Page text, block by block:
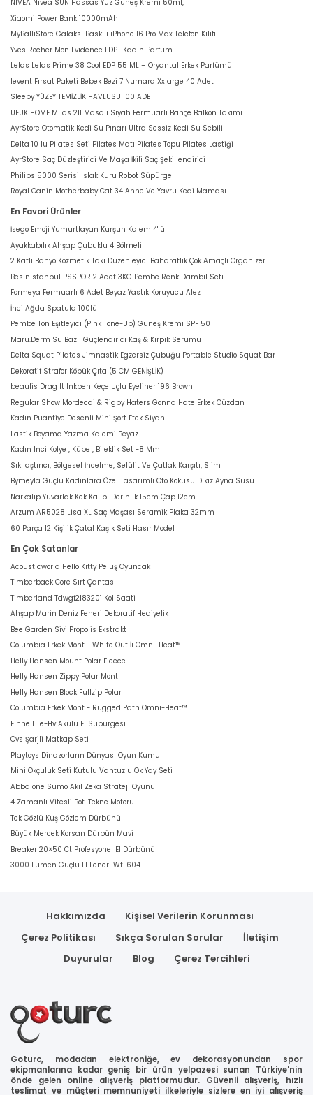
NIVEA Nivea SUN Hassas Yüz Güneş Kremi 50ml,
Xiaomi Power Bank 10000mAh
MyBalliStore Galaksi Baskılı iPhone 16 Pro Max Telefon Kılıfı
Yves Rocher Mon Evidence EDP- Kadın Parfüm
Lelas Lelas Prime 38 Cool EDP 55 ML – Oryantal Erkek Parfümü
levent Fırsat Paketi Bebek Bezi 7 Numara Xxlarge 40 Adet
Sleepy YÜZEY TEMİZLİK HAVLUSU 100 ADET
UFUK HOME Milas 211 Masalı Siyah Fermuarlı Bahçe Balkon Takımı
AyrStore Otomatik Kedi Su Pınarı Ultra Sessiz Kedi Su Sebili
Delta 10 lu Pilates Seti Pilates Matı Pilates Topu Pilates Lastiği
AyrStore Saç Düzleştirici Ve Maşa İkili Saç Şekillendirici
Philips 5000 Serisi Islak Kuru Robot Süpürge
Royal Canin Motherbaby Cat 34 Anne Ve Yavru Kedi Maması
En Favori Ürünler
İsego Emoji Yumurtlayan Kurşun Kalem 4'lü
Ayakkabılık Ahşap Çubuklu 4 Bölmeli
2 Katlı Banyo Kozmetik Takı Düzenleyici Baharatlık Çok Amaçlı Organizer
Besinistanbul PSSPOR 2 Adet 3KG Pembe Renk Dambıl Seti
Formeya Fermuarlı 6 Adet Beyaz Yastık Koruyucu Alez
İnci Ağda Spatula 100lü
Pembe Ton Eşitleyici (Pink Tone-Up) Güneş Kremi SPF 50
Maru.Derm Su Bazlı Güçlendirici Kaş & Kirpik Serumu
Delta Squat Pilates Jimnastik Egzersiz Çubuğu Portable Studio Squat Bar
Dekoratif Strafor Köpük Çıta (5 CM GENİŞLİK)
beaulis Drag It Inkpen Keçe Uçlu Eyeliner 196 Brown
Regular Show Mordecai & Rigby Haters Gonna Hate Erkek Cüzdan
Kadın Puantiye Desenli Mini Şort Etek Siyah
Lastik Boyama Yazma Kalemi Beyaz
Kadın Inci Kolye , Küpe , Bileklik Set -8 Mm
Sıkılaştırıcı, Bölgesel İncelme, Selülit Ve Çatlak Karşıtı, Slim
Bymeyla Güçlü Kadınlara Özel Tasarımlı Oto Kokusu Dikiz Ayna Süsü
Narkalıp Yuvarlak Kek Kalıbı Derinlik 15cm Çap 12cm
Arzum AR5028 Lisa XL Saç Maşası Seramik Plaka 32mm
60 Parça 12 Kişilik Çatal Kaşık Seti Hasır Model
En Çok Satanlar
Acousticworld Hello Kitty Peluş Oyuncak
Timberback Core Sırt Çantası
Timberland Tdwgf2183201 Kol Saati
Ahşap Marin Deniz Feneri Dekoratif Hediyelik
Bee Garden Sivi Propolis Ekstrakt
Columbia Erkek Mont - White Out İi Omni-Heat™
Helly Hansen Mount Polar Fleece
Helly Hansen Zippy Polar Mont
Helly Hansen Block Fullzip Polar
Columbia Erkek Mont - Rugged Path Omni-Heat™
Einhell Te-Hv Akülü El Süpürgesi
Cvs Şarjli Matkap Seti
Playtoys Dinazorların Dünyası Oyun Kumu
Mini Okçuluk Seti Kutulu Vantuzlu Ok Yay Seti
Abbalone Sumo Akil Zeka Strateji Oyunu
4 Zamanlı Vitesli Bot-Tekne Motoru
Tek Gözlü Kuş Gözlem Dürbünü
Büyük Mercek Korsan Dürbün Mavi
Breaker 20×50 Ct Profesyonel El Dürbünü
3000 Lümen Güçlü El Feneri Wt-604
Hakkımızda
Kişisel Verilerin Korunması
Çerez Politikası
Sıkça Sorulan Sorular
İletişim
Duyurular
Blog Çerez Tercihleri
Goturc, modadan elektroniğe, ev dekorasyonundan spor
ekipmanlarına kadar geniş bir ürün yelpazesi sunan Türkiye'nin
önde gelen online alışveriş platformudur. Güvenli alışveriş, hızlı
teslimat ve müşteri memnuniyeti ilkeleriyle sizlere en iyi alışveriş